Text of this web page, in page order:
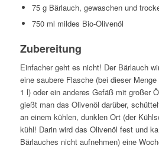
75 g Bärlauch, gewaschen und
750 ml mildes Bio-Olivenöl
Zubereitung
Einfacher geht es nicht! Der Bärlauch
eine saubere Flasche (bei dieser
1 l) oder ein anderes Gefäß mit großer
gießt man das Olivenöl darüber,
an einem kühlen, dunklen Ort (der
kühl! Darin wird das Olivenöl fest und
Bärlauches nicht aufnehmen) eine